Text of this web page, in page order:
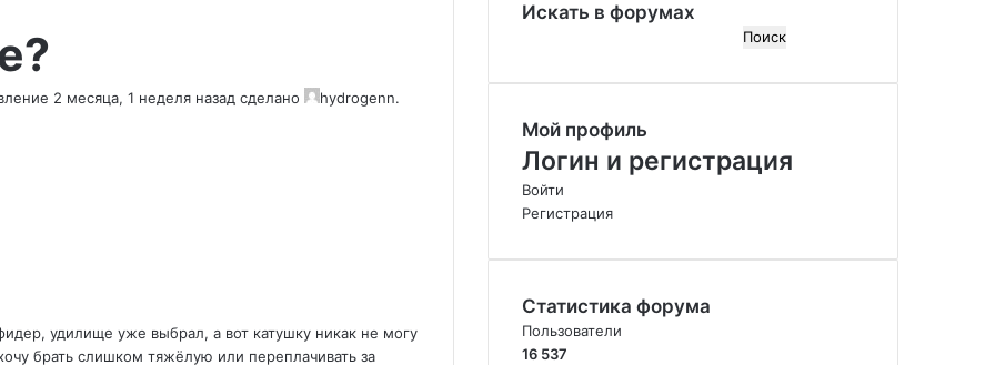
2 месяца, 1 неделя назад сделано hydrogenn.
удилище уже выбрал, а вот катушку никак не могу
брать слишком тяжёлую или переплачивать за
Искать в форумах
и
к
:
Мой профиль
Логин и регистрация
Войти
Регистрация
Статистика форума
Пользователи
16 537